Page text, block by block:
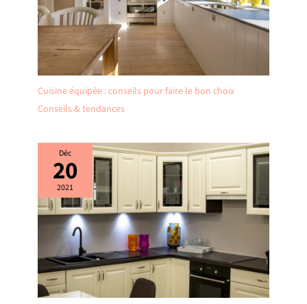
Cuisine équipée : conseils pour faire le bon choix
Conseils & tendances
Déc
20
2021